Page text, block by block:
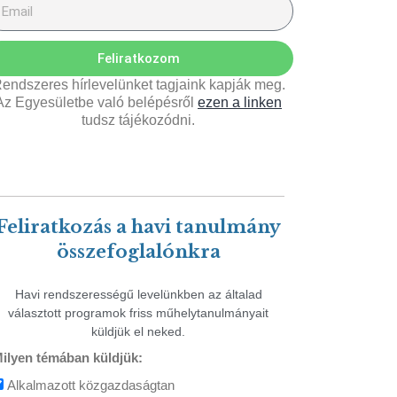
Feliratkozom
hírlevelünket tagjaink kapják meg.
Egyesületbe való belépésről ezen a linken
tudsz tájékozódni.
a havi tanulmány
összefoglalónkra
Havi rendszerességű levelünkben az általad
választott programok friss műhelytanulmányait
küldjük el neked.
témában küldjük:
Alkalmazott közgazdaságtan